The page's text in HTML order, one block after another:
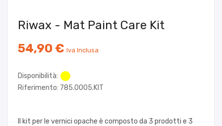
Riwax - Mat Paint Care Kit
54,90 € Iva Inclusa
Disponibilità:
Riferimento: 785.0005.KIT
Il kit per le vernici opache è composto da 3 prodotti e 3